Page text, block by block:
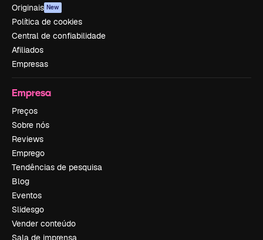
Originais New
Política de cookies
Central de confiabilidade
Afiliados
Empresas
Empresa
Preços
Sobre nós
Reviews
Emprego
Tendências de pesquisa
Blog
Eventos
Slidesgo
Vender conteúdo
Sala de imprensa